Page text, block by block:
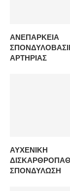
ΑΝΕΠΑΡΚΕΙΑ
ΑΡΤΗΡΙΑΣ
ΑΥΧΕΝΙΚΗ
ΣΠΟΝΔΥΛΩΣΗ